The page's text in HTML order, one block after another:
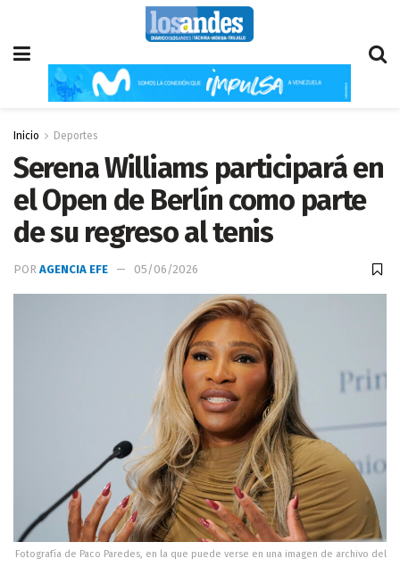
Inicio Deportes
Serena Williams participará en
el Open de Berlín como parte
de su regreso al tenis
POR AGENCIA EFE 05/06/2026
Fotografía de Paco Paredes, en la que puede verse en una imagen de archivo del